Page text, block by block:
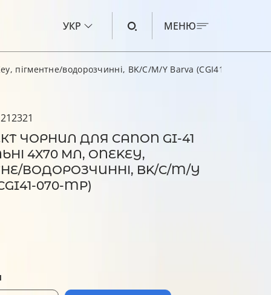
УКР МЕНЮ
ЧОРНИЛО ДЛЯ EPSON
ЧОРНИЛО ДЛЯ BROTHER
РІДИНА ДЛЯ ОЧИЩЕННЯ
пігментне/водорозчинні, BK/C/M/Y Barva (CGI41-070-MP)
ЧОРНИЛ ДЛЯ CANON GI-41
4X70 МЛ, ONEKEY,
ВОДОРОЗЧИННІ, BK/C/M/Y
070-MP)